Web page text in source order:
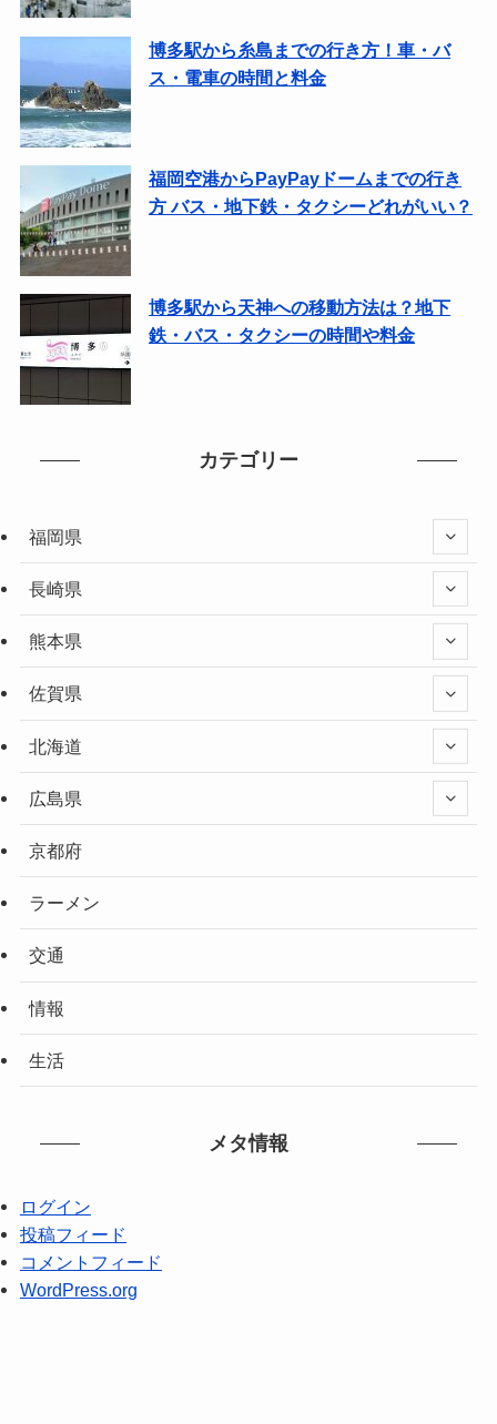
博多駅から糸島までの行き方！車・バ
ス・電車の時間と料金
福岡空港からPayPayドームまでの行き
方 バス・地下鉄・タクシーどれがいい？
博多駅から天神への移動方法は？地下
鉄・バス・タクシーの時間や料金
カテゴリー
福岡県
長崎県
熊本県
佐賀県
北海道
広島県
京都府
ラーメン
交通
情報
生活
メタ情報
ログイン
投稿フィード
コメントフィード
WordPress.org